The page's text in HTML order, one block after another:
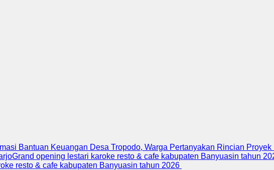
Bantuan Keuangan Desa Tropodo, Warga Pertanyakan Rincian Proyek
Grand opening lestari karoke resto & cafe kabupaten Banyuasin tahun
resto & cafe kabupaten Banyuasin tahun 2026